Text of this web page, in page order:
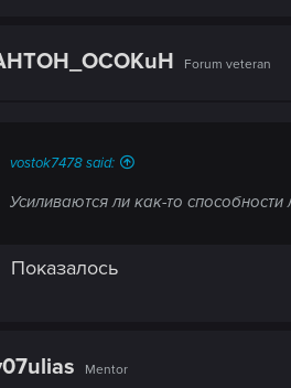
Forum veteran
vostok7478 said:
Усиливаются ли как-то
Показалось
Mentor